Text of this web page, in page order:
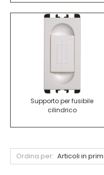
Supporto per fusibile
cilindrico
Ordina per: